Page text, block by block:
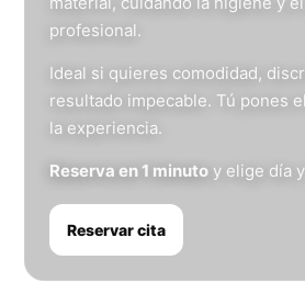
profesional.
Ideal si quieres comodidad,
resultado impecable. Tú pones
la experiencia.
Reserva en 1 minuto y elige día
Reservar cita